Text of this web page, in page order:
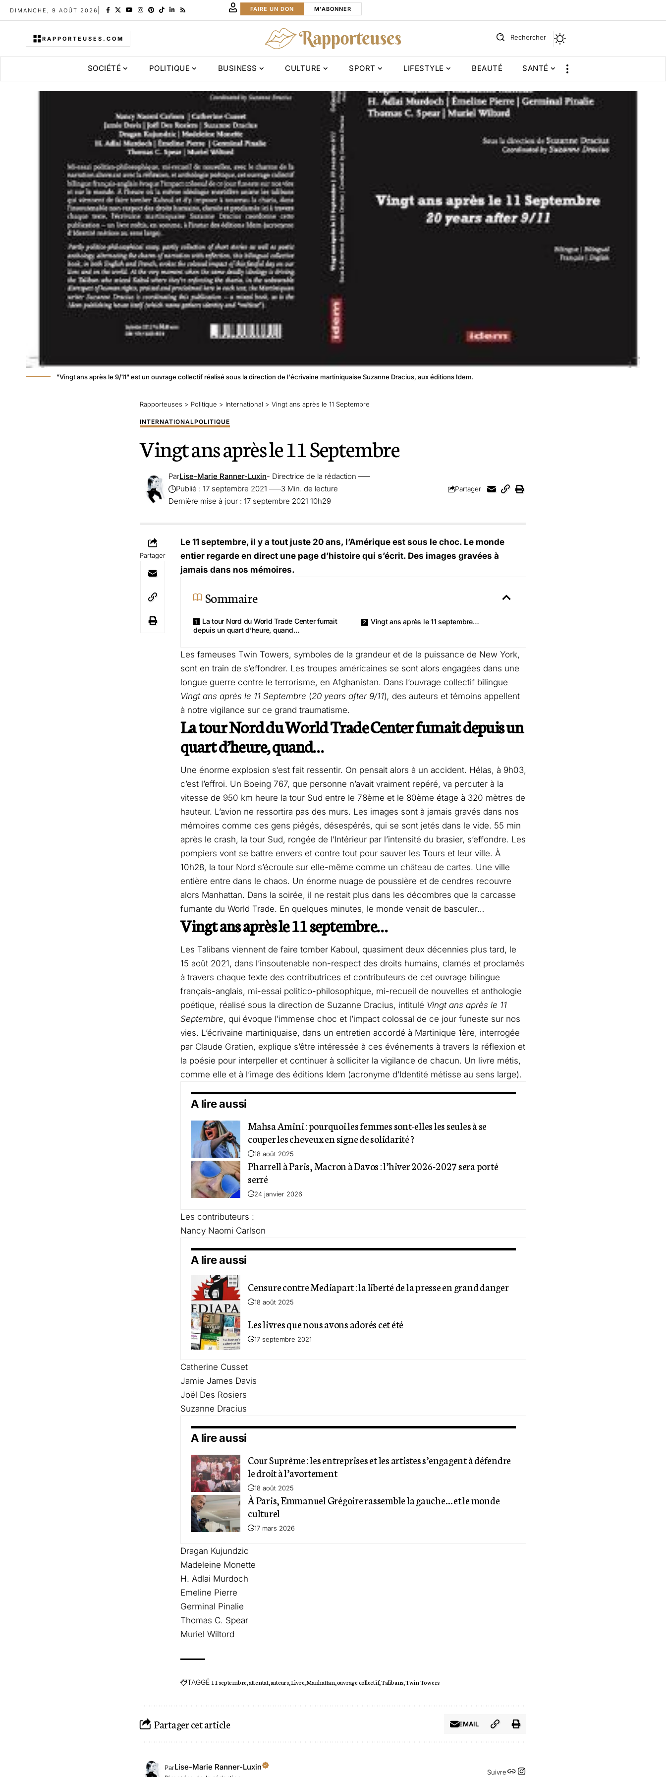
DIMANCHE, 9 AOÛT 2026 FAIRE UN DON M'ABONNER
RAPPORTEUSES.COM Rechercher
SOCIÉTÉ POLITIQUE BUSINESS CULTURE SPORT LIFESTYLE BEAUTÉ SANTÉ
"Vingt ans après le 9/11" est un ouvrage collectif réalisé sous la direction de l'écrivaine martiniquaise Suzanne Dracius, aux éditions Idem.
Rapporteuses > Politique > International > Vingt ans après le 11 Septembre
INTERNATIONALPOLITIQUE
Vingt ans après le 11 Septembre
Dernière mise à jour : 17 septembre 2021 10h29
ParLise-Marie Ranner-Luxin- Directrice de la rédaction
Publié : 17 septembre 2021
3 Min. de lecture Partager
Partager
Le 11 septembre, il y a tout juste 20 ans, l’Amérique est sous le choc. Le monde
entier regarde en direct une page d’histoire qui s’écrit. Des images gravées à
jamais dans nos mémoires.
Sommaire
La tour Nord du World Trade Center fumait
depuis un quart d’heure, quand…
Vingt ans après le 11 septembre…
Les fameuses Twin Towers, symboles de la grandeur et de la puissance de New York,
sont en train de s’effondrer. Les troupes américaines se sont alors engagées dans une
longue guerre contre le terrorisme, en Afghanistan. Dans l’ouvrage collectif bilingue
Vingt ans après le 11 Septembre (20 years after 9/11), des auteurs et témoins appellent
à notre vigilance sur ce grand traumatisme.
La tour Nord du World Trade Center fumait depuis un
quart d’heure, quand…
Une énorme explosion s’est fait ressentir. On pensait alors à un accident. Hélas, à 9h03,
c’est l’effroi. Un Boeing 767, que personne n’avait vraiment repéré, va percuter à la
vitesse de 950 km heure la tour Sud entre le 78ème et le 80ème étage à 320 mètres de
hauteur. L’avion ne ressortira pas des murs. Les images sont à jamais gravés dans nos
mémoires comme ces gens piégés, désespérés, qui se sont jetés dans le vide. 55 min
après le crash, la tour Sud, rongée de l’Intérieur par l’intensité du brasier, s’effondre. Les
pompiers vont se battre envers et contre tout pour sauver les Tours et leur ville. À
10h28, la tour Nord s’écroule sur elle-même comme un château de cartes. Une ville
entière entre dans le chaos. Un énorme nuage de poussière et de cendres recouvre
alors Manhattan. Dans la soirée, il ne restait plus dans les décombres que la carcasse
fumante du World Trade. En quelques minutes, le monde venait de basculer…
Vingt ans après le 11 septembre…
Les Talibans viennent de faire tomber Kaboul, quasiment deux décennies plus tard, le
15 août 2021, dans l’insoutenable non-respect des droits humains, clamés et proclamés
à travers chaque texte des contributrices et contributeurs de cet ouvrage bilingue
français-anglais, mi-essai politico-philosophique, mi-recueil de nouvelles et anthologie
poétique, réalisé sous la direction de Suzanne Dracius, intitulé Vingt ans après le 11
Septembre, qui évoque l’immense choc et l’impact colossal de ce jour funeste sur nos
vies. L’écrivaine martiniquaise, dans un entretien accordé à Martinique 1ère, interrogée
par Claude Gratien, explique s’être intéressée à ces événements à travers la réflexion et
la poésie pour interpeller et continuer à solliciter la vigilance de chacun. Un livre métis,
comme elle et à l’image des éditions Idem (acronyme d’Identité métisse au sens large).
A lire aussi
Mahsa Amini : pourquoi les femmes sont-elles les seules à se
couper les cheveux en signe de solidarité ?
18 août 2025
Pharrell à Paris, Macron à Davos : l’hiver 2026-2027 sera porté
serré
24 janvier 2026
Les contributeurs :
Nancy Naomi Carlson
A lire aussi
Censure contre Mediapart : la liberté de la presse en grand danger
18 août 2025
Les livres que nous avons adorés cet été
17 septembre 2021
Catherine Cusset
Jamie James Davis
Joël Des Rosiers
Suzanne Dracius
A lire aussi
Cour Suprême : les entreprises et les artistes s’engagent à défendre
le droit à l’avortement
18 août 2025
À Paris, Emmanuel Grégoire rassemble la gauche… et le monde
culturel
17 mars 2026
Dragan Kujundzic
Madeleine Monette
H. Adlai Murdoch
Emeline Pierre
Germinal Pinalie
Thomas C. Spear
Muriel Wiltord
TAGGÉ 11 septembre attentat auteurs Livre Manhattan ouvrage collectif Talibans Twin Towers
Partager cet article EMAIL
ParLise-Marie Ranner-Luxin
Suivre